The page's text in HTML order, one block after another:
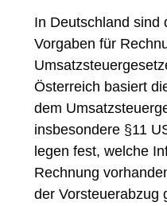
In Deutschland sind
Vorgaben für
Österreich basiert
dem
insbesondere §11
legen fest, welche
Rechnung
der Vorsteuerabzug